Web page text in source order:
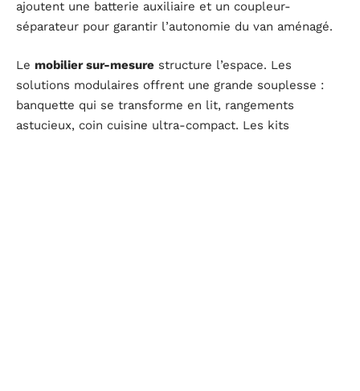
ajoutent une batterie auxiliaire et un coupleur-
séparateur pour garantir l’autonomie du van aménagé.
Le mobilier sur-mesure structure l’espace. Les
solutions modulaires offrent une grande souplesse :
banquette qui se transforme en lit, rangements
astucieux, coin cuisine ultra-compact. Les kits